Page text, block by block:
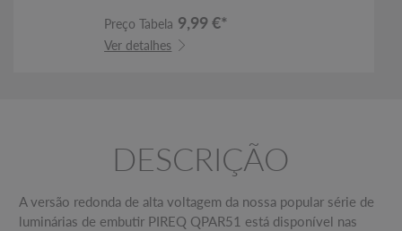
Preço Tabela 9,99 €*
Ver detalhes
DESCRIÇÃO
A versão redonda de alta voltagem da nossa popular série de
luminárias de embutir PIREQ QPAR51 está disponível nas